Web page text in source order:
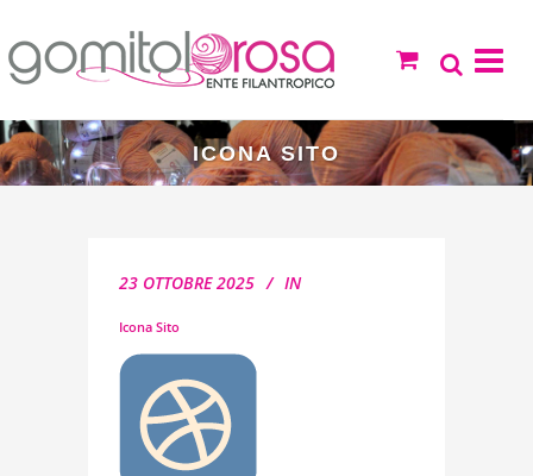
ICONA SITO
23 OTTOBRE 2025 IN
Icona Sito